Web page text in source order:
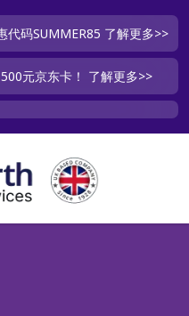
码SUMMER85 了解更多>>
元京东卡！ 了解更多>>